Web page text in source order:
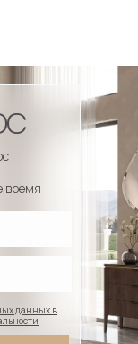
было то, что
обивки и я
ресторана.
данных в
время